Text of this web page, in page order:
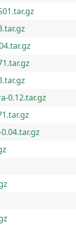
0.12.tar.gz